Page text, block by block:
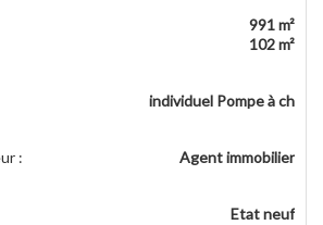
991 m²
102 m²
individuel Pompe à ch
: Agent immobilier
Etat neuf